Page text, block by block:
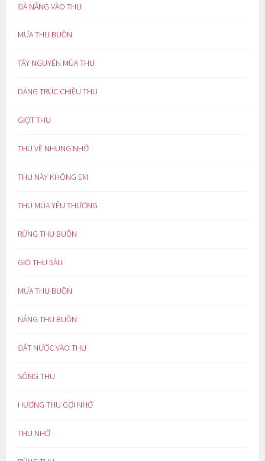
ĐÀ NẴNG VÀO THU
MƯA THU BUỒN
TÂY NGUYÊN MÙA THU
DÁNG TRÚC CHIỀU THU
GIỌT THU
THU VỀ NHUNG NHỚ
THU NÀY KHÔNG EM
THU MÙA YÊU THƯƠNG
RỪNG THU BUỒN
GIÓ THU SẦU
MƯA THU BUỒN
NẮNG THU BUỒN
ĐẤT NƯỚC VÀO THU
SÔNG THU
HƯƠNG THU GỢI NHỚ
THU NHỚ